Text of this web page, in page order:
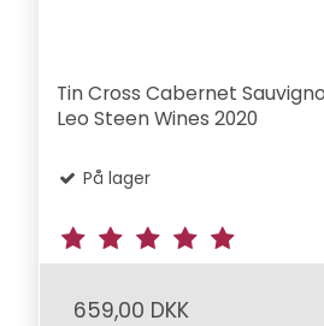
Tin Cross Cabernet
Leo Steen Wines 2020
På lager
659,00 DKK